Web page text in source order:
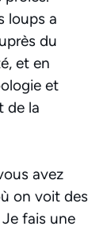
loups a
du
et en
et
de la
avez
on voit des
Je fais une